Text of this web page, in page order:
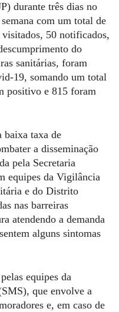
durante três dias no
com um total de
50 notificados,
do
sanitárias, foram
19, somando um total
positivo e 815 foram
baixa taxa de
a disseminação
pela Secretaria
equipes da Vigilância
e do Distrito
nas barreiras
atendendo a demanda
alguns sintomas
equipes da
que envolve a
e, em caso de